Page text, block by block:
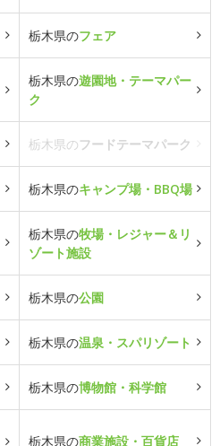
栃木県のフェア
栃木県の遊園地・テーマパー
ク
栃木県のフードテーマパーク
栃木県のキャンプ場・BBQ場
栃木県の牧場・レジャー＆リ
ゾート施設
栃木県の公園
栃木県の温泉・スパリゾート
栃木県の博物館・科学館
栃木県の商業施設・百貨店